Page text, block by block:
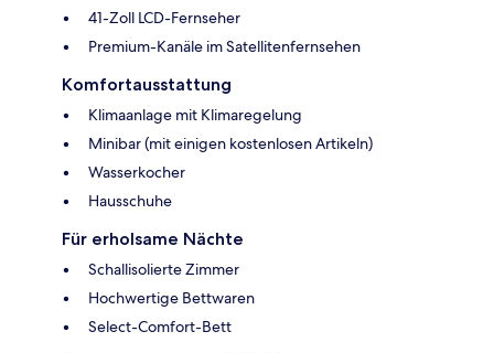
41-Zoll LCD-Fernseher
Premium-Kanäle im Satellitenfernsehen
Komfortausstattung
Klimaanlage mit Klimaregelung
Minibar (mit einigen kostenlosen Artikeln)
Wasserkocher
Hausschuhe
Für erholsame Nächte
Schallisolierte Zimmer
Hochwertige Bettwaren
Select-Comfort-Bett